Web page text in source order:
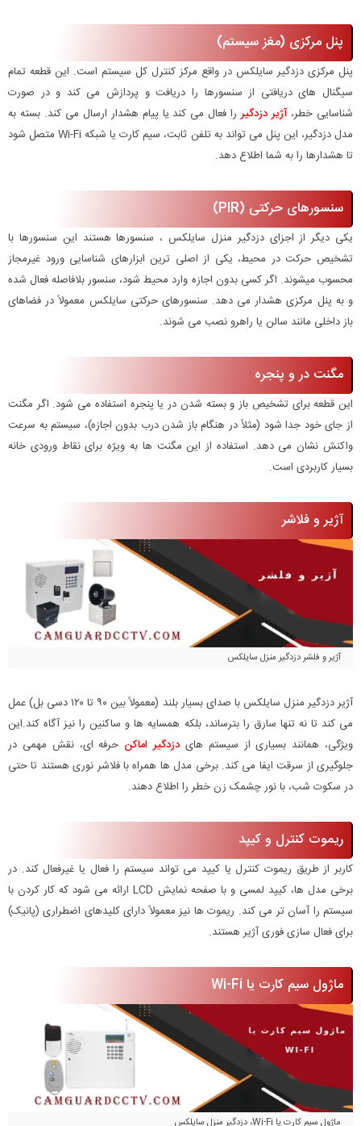
پنل مرکزی (مغز سیستم)
پنل مرکزی دزدگیر سایلکس در واقع مرکز کنترل کل سیستم است. این قطعه تمام
سیگنال های دریافتی از سنسورها را دریافت و پردازش می کند و در صورت
شناسایی خطر،آژیر دزدگیررا فعال می کند یا پیام هشدار ارسال می کند. بسته به
مدل دزدگیر، این پنل می تواند به تلفن ثابت، سیم کارت یا شبکه Wi-Fi متصل شود
تا هشدارها را به شما اطلاع دهد.
سنسورهای حرکتی (PIR)
یکی دیگر از اجزای دزدگیر منزل سایلکس ، سنسورها هستند این سنسورها با
تشخیص حرکت در محیط، یکی از اصلی ترین ابزارهای شناسایی ورود غیرمجاز
محسوب میشوند. اگر کسی بدون اجازه وارد محیط شود، سنسور بلافاصله فعال شده
و به پنل مرکزی هشدار می دهد. سنسورهای حرکتی سایلکس معمولاً در فضاهای
باز داخلی مانند سالن یا راهرو نصب می شوند.
مگنت در و پنجره
این قطعه برای تشخیص باز و بسته شدن در یا پنجره استفاده می شود. اگر مگنت
از جای خود جدا شود (مثلاً در هنگام باز شدن درب بدون اجازه)، سیستم به سرعت
واکنش نشان می دهد. استفاده از این مگنت ها به ویژه برای نقاط ورودی خانه
بسیار کاربردی است.
آژیر و فلاشر
آژیر و فلشر دزدگیر منزل سایلکس
آژیر دزدگیر منزل سایلکس با صدای بسیار بلند (معمولاً بین ۹۰ تا ۱۲۰ دسی بل) عمل
می کند تا نه تنها سارق را بترساند، بلکه همسایه ها و ساکنین را نیز آگاه کند.این
ویژگی، همانند بسیاری از سیستم های دزدگیر اماکن حرفه ای، نقش مهمی در
جلوگیری از سرقت ایفا می کند. برخی مدل ها همراه با فلاشر نوری هستند تا حتی
در سکوت شب، با نور چشمک زن خطر را اطلاع دهند.
ریموت کنترل و کیپد
کاربر از طریق ریموت کنترل یا کیپد می تواند سیستم را فعال یا غیرفعال کند. در
برخی مدل ها، کیپد لمسی و با صفحه نمایش LCD ارائه می شود که کار کردن با
سیستم را آسان تر می کند. ریموت ها نیز معمولاً دارای کلیدهای اضطراری (پانیک)
برای فعال سازی فوری آژیر هستند.
ماژول سیم کارت یا Wi-Fi
ماژول سیم کارت یا Wi-Fi، دزدگیر منزل سایلکس